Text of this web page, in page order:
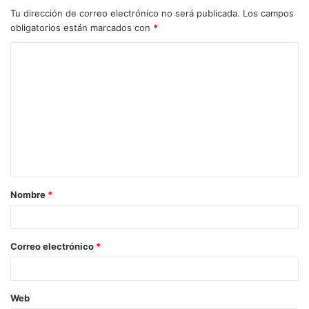
Tu dirección de correo electrónico no será publicada. Los campos
obligatorios están marcados con *
Nombre *
Correo electrónico *
Web